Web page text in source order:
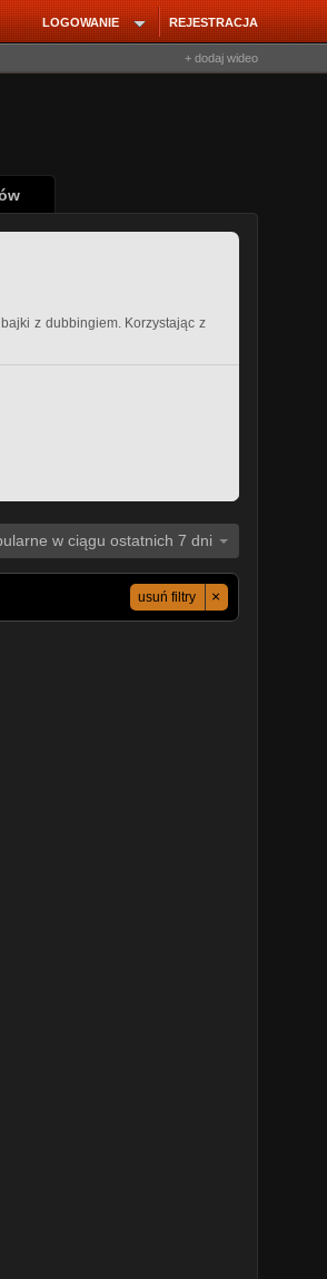
REJESTRACJA
LOGOWANIE
+ dodaj wideo
z dubbingiem. Korzystając z
w ciągu ostatnich 7 dni
×
usuń filtry